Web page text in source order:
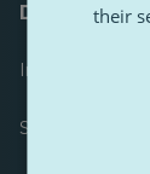
Domande
Invia una
Segnala un
their